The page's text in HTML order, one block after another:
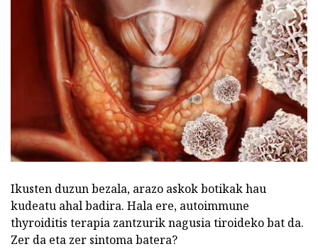
Ikusten duzun bezala, arazo askok botikak hau
kudeatu ahal badira. Hala ere, autoimmune
thyroiditis terapia zantzurik nagusia tiroideko bat da.
Zer da eta zer sintoma batera?